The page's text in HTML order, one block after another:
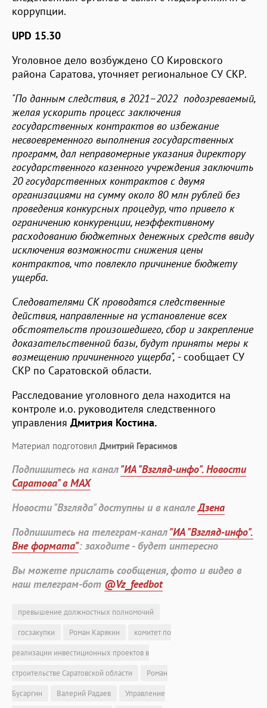
коррупции.
UPD 15.30
Уголовное дело возбуждено СО Кировского
района Саратова, уточняет региональное СУ СКР.
"По данным следствия, в 2021–2022 подозреваемый,
желая ускорить процесс заключения
государственных контрактов во избежание
несвоевременного выполнения государственных
программ, дал неправомерные указания директору
государственного казенного учреждения заключить
20 государственных контрактов с двумя
организациями на сумму около 80 млн рублей без
проведения конкурсных процедур, что привело к
ограничению конкуренции, неэффективному
расходованию бюджетных денежных средств ввиду
исключения возможности снижения цены
контрактов, что повлекло причинение бюджету
ущерба.
Следователями СК проводятся следственные
действия, направленные на установление всех
обстоятельств произошедшего, сбор и закрепление
доказательственной базы, будут приняты меры к
возмещению причиненного ущерба", - сообщает СУ
СКР по Саратовской области.
Расследование уголовного дела находится на
контроле и.о. руководителя следственного
управления Дмитрия Костина.
Материал подготовил Дмитрий Герасимов
Подпишитесь на канал"ИА "Взгляд-инфо". Новости
Саратова" в MAX
Новости "Взгляда" доступны и в каналеДзена
Подпишитесь на телеграм-канал"ИА "Взгляд-инфо".
Вне формата": заходите - будет интересно
Вы можете прислать сообщения, фото и видео в
наш телеграм-бот @Vz_feedbot
превышение должностных полномочий
госзакупки
Роман Карякин
комитет по
реализации инвестиционных проектов в
строительстве Саратовской области
Роман
Бусаргин
Валерий Радаев Управление